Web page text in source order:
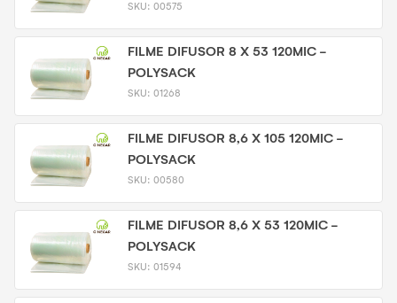
SKU: 00575
FILME DIFUSOR 8 X 53 120MIC -
POLYSACK
SKU: 01268
FILME DIFUSOR 8,6 X 105 120MIC -
POLYSACK
SKU: 00580
FILME DIFUSOR 8,6 X 53 120MIC -
POLYSACK
SKU: 01594